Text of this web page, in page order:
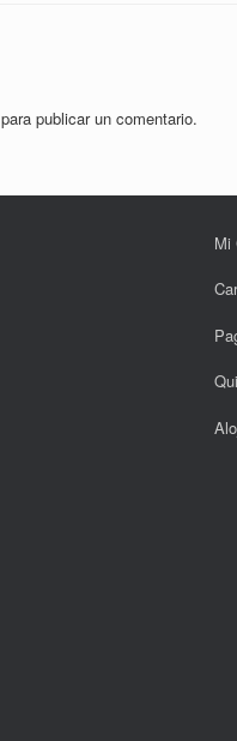
para publicar un comentario.
Mi